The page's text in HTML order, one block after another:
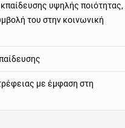
υψηλής ποιότητας,
του στην κοινωνική
με έμφαση στη